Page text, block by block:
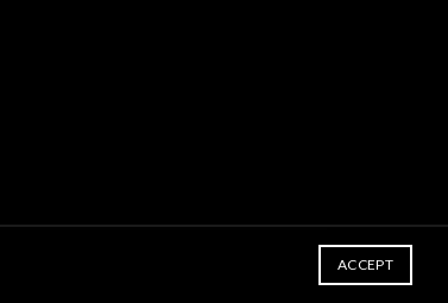
ACCEPT